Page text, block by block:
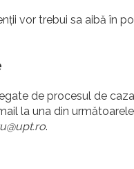
vor trebui sa aibă în
de procesul de
la una din
.